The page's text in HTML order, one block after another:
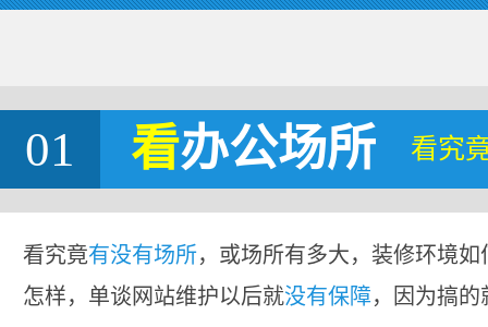
01 看办公场所 看究
看究竟有没有场所，或场所有多大，装修环境
怎样，单谈网站维护以后就没有保障，因为搞